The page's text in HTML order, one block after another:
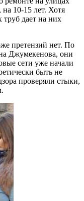
10-15 лет. Хотя
труб дает на них
претензий нет. По
Джумекенова, они
сети уже начали
быть не
проверяли стыки,